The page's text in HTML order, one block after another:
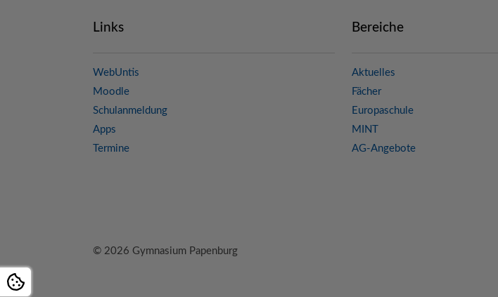
Links
WebUntis
Moodle
Schulanmeldung
Apps
Termine
Bereiche
Aktuelles
Fächer
Europaschule
MINT
AG-Angebote
© 2026 Gymnasium Papenburg